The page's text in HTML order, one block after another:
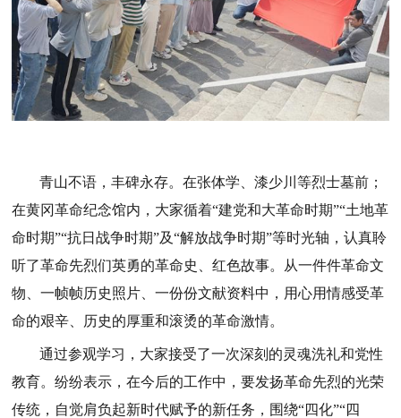
青山不语，丰碑永存。在张体学、漆少川等烈士墓前；
在黄冈革命纪念馆内，大家循着“建党和大革命时期”“土地革
命时期”“抗日战争时期”及“解放战争时期”等时光轴，认真聆
听了革命先烈们英勇的革命史、红色故事。从一件件革命文
物、一帧帧历史照片、一份份文献资料中，用心用情感受革
命的艰辛、历史的厚重和滚烫的革命激情。
通过参观学习，大家接受了一次深刻的灵魂洗礼和党性
教育。纷纷表示，在今后的工作中，要发扬革命先烈的光荣
传统，自觉肩负起新时代赋予的新任务，围绕“四化”“四